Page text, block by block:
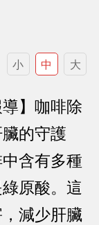
小 中 大
】咖啡除
的守護
含有多種
原酸。這
減少肝臟